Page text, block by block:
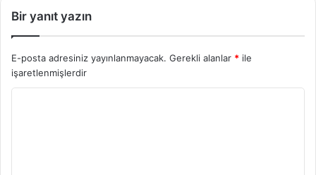
Bir yanıt yazın
E-posta adresiniz yayınlanmayacak. Gerekli alanlar * ile
işaretlenmişlerdir